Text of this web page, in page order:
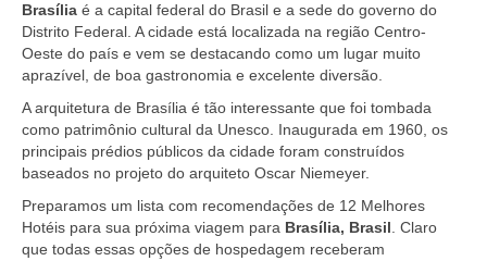
Brasília é a capital federal do Brasil e a sede do governo do
Distrito Federal. A cidade está localizada na região Centro-
Oeste do país e vem se destacando como um lugar muito
aprazível, de boa gastronomia e excelente diversão.
A arquitetura de Brasília é tão interessante que foi tombada
como patrimônio cultural da Unesco. Inaugurada em 1960, os
principais prédios públicos da cidade foram construídos
baseados no projeto do arquiteto Oscar Niemeyer.
Preparamos um lista com recomendações de 12 Melhores
Hotéis para sua próxima viagem para Brasília, Brasil. Claro
que todas essas opções de hospedagem receberam